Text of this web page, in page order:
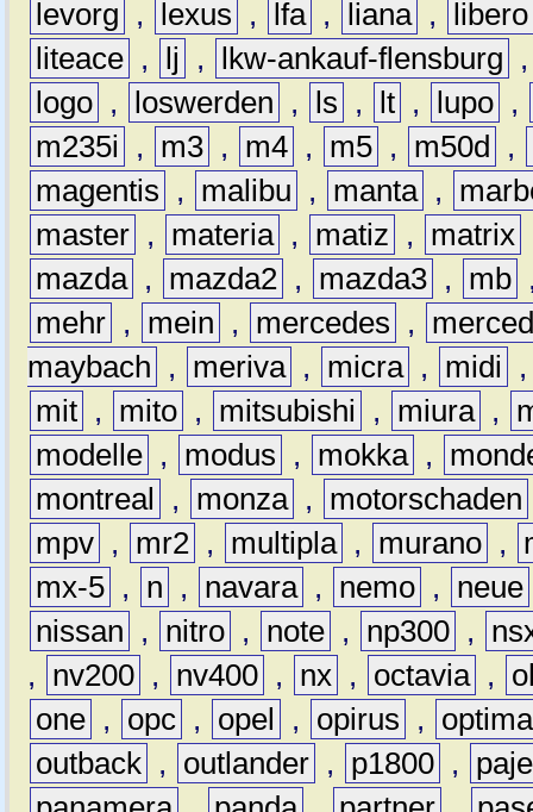
levorg
, lexus , lfa , liana ,
libero
liteace , lj , lkw-ankauf-flensburg
logo , loswerden , ls , lt , lupo ,
m235i
, m3 , m4 , m5 , m50d ,
magentis
, malibu , manta ,
master , materia , matiz , matrix
mazda , mazda2 , mazda3 , mb
mehr , mein , mercedes ,
maybach
, meriva , micra , midi
mit , mito , mitsubishi , miura ,
modelle , modus , mokka ,
montreal
, monza , motorschaden
mpv , mr2 , multipla , murano ,
mx-5 , n , navara , nemo , neue
nissan
, nitro , note , np300 ,
,
nv200 , nv400 , nx , octavia ,
one , opc , opel , opirus ,
optima
outback , outlander , p1800 ,